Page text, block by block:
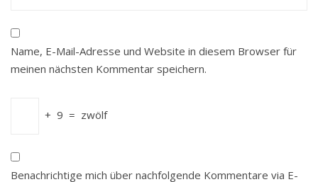
Name, E-Mail-Adresse und Website in diesem Browser für
meinen nächsten Kommentar speichern.
+ 9 = zwölf
Benachrichtige mich über nachfolgende Kommentare via E-